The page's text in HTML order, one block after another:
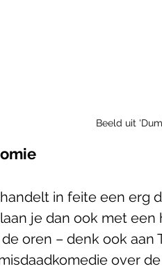
Beeld uit
in feite een erg
je dan ook met een
oren – denk ook aan
over